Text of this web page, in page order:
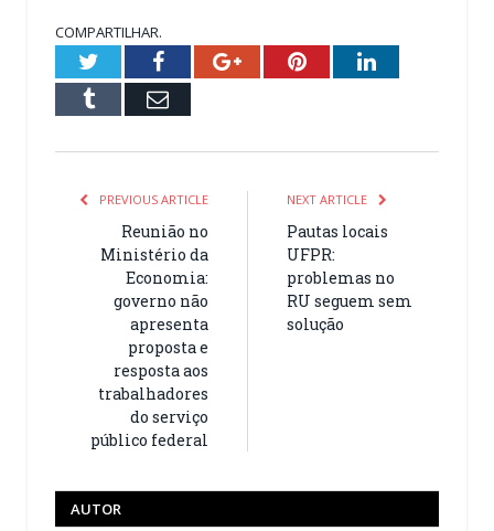
COMPARTILHAR.
TwitterFacebookGoogle+PinterestLinkedIn
Tumblr Email
PREVIOUS ARTICLE
Reunião no
Ministério da
Economia:
governo não
apresenta
proposta e
resposta aos
trabalhadores
do serviço
público federal
NEXT ARTICLE
Pautas locais
UFPR:
problemas no
RU seguem sem
solução
AUTOR